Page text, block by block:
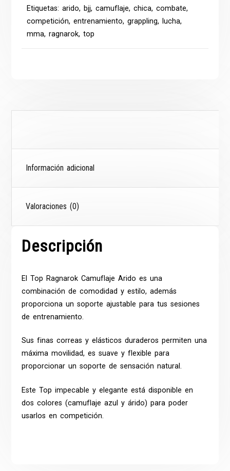
Etiquetas:arido, bjj,camuflaje,chica,combate,
competición,entrenamiento,grappling, lucha,
mma,ragnarok,top
Información adicional
Valoraciones (0)
Descripción
ElTop Ragnarok Camuflaje Arido es una
combinación de comodidad y estilo, además
proporciona un soporte ajustable para tus sesiones
de entrenamiento.
Sus finas correas y elásticos duraderos permiten una
máxima movilidad, es suave y flexible para
proporcionar un soporte de sensación natural.
Este Top impecable y elegante está disponible en
dos colores (camuflaje azul y árido) para poder
usarlos en competición.